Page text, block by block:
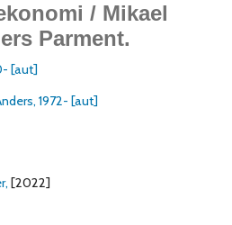
/ Mikael
Parment.
[aut]
, 1972- [aut]
[2022]